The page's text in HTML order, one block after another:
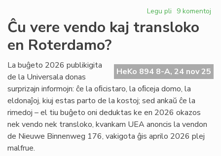
Legu pli pri
La
Konsilio
Esperanto
kunvokita
9 komentoj
Ĉu vere vendo kaj transloko
en Roterdamo?
HeKo 894 8-A, 24 nov 25
La buĝeto 2026 publikigita
de la Universala donas
surprizajn informojn: ĉe la oﬁcistaro, la oﬁceja domo, la
eldonaĵoj, kiuj estas parto de la kostoj; sed ankaŭ ĉe la
rimedoj – el tiu buĝeto oni deduktas ke en 2026 okazos
nek vendo nek transloko, kvankam UEA anoncis la vendon
de Nieuwe Binnenweg 176, vakigota ĝis aprilo 2026 plej
malfrue.